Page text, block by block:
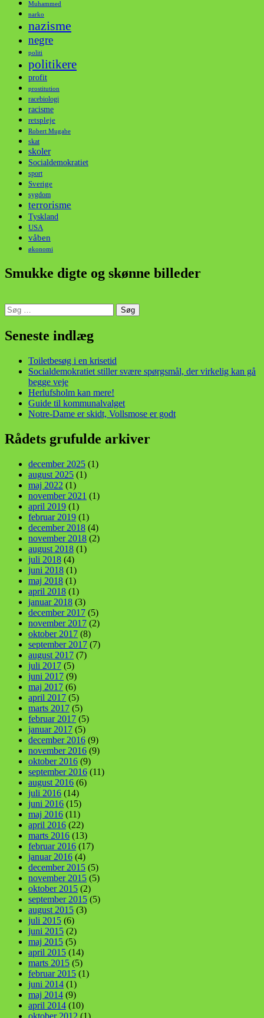
Muhammed
narko
nazisme
negre
politi
politikere
profit
prostitution
racebiologi
racisme
retspleje
Robert Mugabe
skat
skoler
Socialdemokratiet
sport
Sverige
sygdom
terrorisme
Tyskland
USA
våben
økonomi
Smukke digte og skønne billeder
Søg
efter:
Seneste indlæg
Toiletbesøg i en krisetid
Socialdemokratiet stiller svære spørgsmål, der virkelig kan gå
begge veje
Herlufsholm kan mere!
Guide til kommunalvalget
Notre-Dame er skidt, Vollsmose er godt
Rådets grufulde arkiver
december 2025 (1)
august 2025 (1)
maj 2022 (1)
november 2021 (1)
april 2019 (1)
februar 2019 (1)
december 2018 (4)
november 2018 (2)
august 2018 (1)
juli 2018 (4)
juni 2018 (1)
maj 2018 (1)
april 2018 (1)
januar 2018 (3)
december 2017 (5)
november 2017 (2)
oktober 2017 (8)
september 2017 (7)
august 2017 (7)
juli 2017 (5)
juni 2017 (9)
maj 2017 (6)
april 2017 (5)
marts 2017 (5)
februar 2017 (5)
januar 2017 (5)
december 2016 (9)
november 2016 (9)
oktober 2016 (9)
september 2016 (11)
august 2016 (6)
juli 2016 (14)
juni 2016 (15)
maj 2016 (11)
april 2016 (22)
marts 2016 (13)
februar 2016 (17)
januar 2016 (4)
december 2015 (5)
november 2015 (5)
oktober 2015 (2)
september 2015 (5)
august 2015 (3)
juli 2015 (6)
juni 2015 (2)
maj 2015 (5)
april 2015 (14)
marts 2015 (5)
februar 2015 (1)
juni 2014 (1)
maj 2014 (9)
april 2014 (10)
oktober 2012 (1)